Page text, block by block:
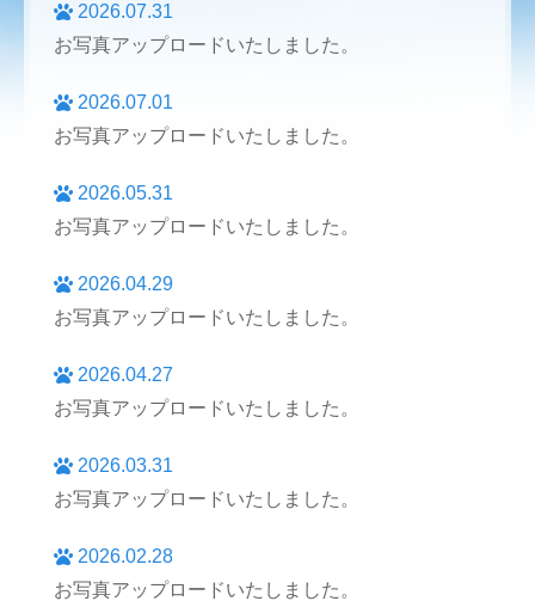
2026.07.31
お写真アップロードいたしました。
2026.07.01
お写真アップロードいたしました。
2026.05.31
お写真アップロードいたしました。
2026.04.29
お写真アップロードいたしました。
2026.04.27
お写真アップロードいたしました。
2026.03.31
お写真アップロードいたしました。
2026.02.28
お写真アップロードいたしました。